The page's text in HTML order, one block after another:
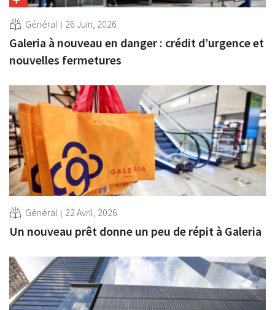
Général 26 Juin, 2026
Galeria à nouveau en danger : crédit d’urgence et
nouvelles fermetures
Général 22 Avril, 2026
Un nouveau prêt donne un peu de répit à Galeria